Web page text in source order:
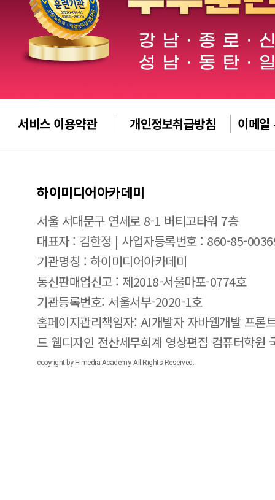
서비스 이용약관 개인정보취급방침 이메일
하이미디어아카데미
서울 서대문구 연세로 8-1 버티고타워 7층
대표자 : 김한정 | 사업자등록번호 : 860-85-
기관명칭 : 하이미디어아카데미
통신판매업신고 : 제2018-서울마포-0774호
기관등록번호: 서울서부-2020-1호
홈페이지관리책임자: AI개발자 자바웹개발 프론
드 웹디자인 전산세무회계 영상편집 컴퓨터학원
copyright by Himedia Academy. All Rights Reserved.